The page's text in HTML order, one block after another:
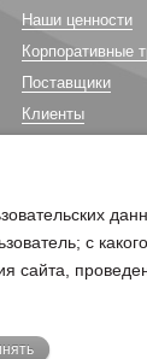
Наши ценности
Корпоративные
Поставщики
Клиенты
почту
с